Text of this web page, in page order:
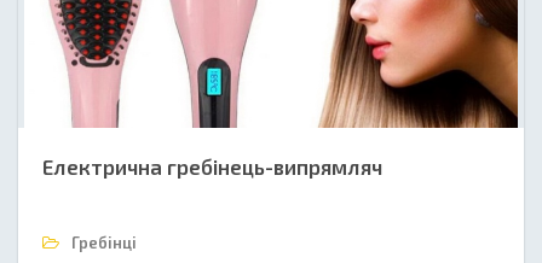
Електрична гребінець-випрямляч
Гребінці